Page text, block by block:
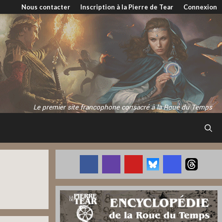
Nous contacter Inscription à la Pierre de Tear Connexion
Le premier site francophone consacré à la Roue du Temps